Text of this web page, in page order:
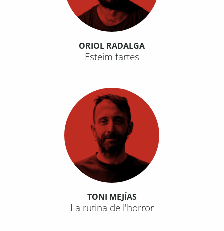
ORIOL RADALGA
Esteim fartes
TONI MEJÍAS
La rutina de l'horror